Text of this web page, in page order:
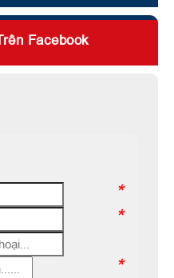
Facebook
*
*
*